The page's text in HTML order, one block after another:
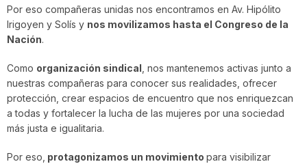
Por eso compañeras unidas nos encontramos en Av. Hipólito
Irigoyen y Solís y nos movilizamos hasta el Congreso de la
Nación.
Como organización sindical , nos mantenemos activas junto a
nuestras compañeras para conocer sus realidades, ofrecer
protección, crear espacios de encuentro que nos enriquezcan
a todas y fortalecer la lucha de las mujeres por una sociedad
más justa e igualitaria.
Por eso, protagonizamos un movimiento para visibilizar